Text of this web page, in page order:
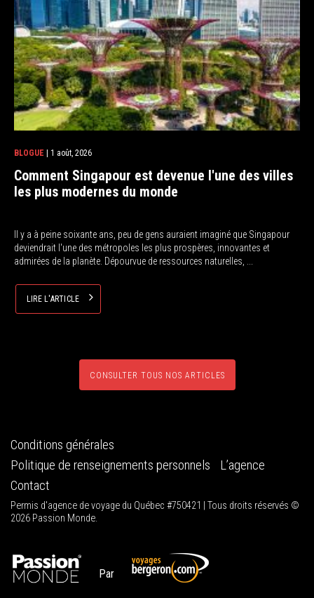
BLOGUE | 1 août, 2026
Comment Singapour est devenue l'une des villes
les plus modernes du monde
Il y a à peine soixante ans, peu de gens auraient imaginé que Singapour
deviendrait l'une des métropoles les plus prospères, innovantes et
admirées de la planète. Dépourvue de ressources naturelles, ...
LIRE L'ARTICLE
CONSULTER TOUS NOS ARTICLES
Conditions générales
Politique de renseignements personnels
L’agence
Contact
Permis d'agence de voyage du Québec #750421 | Tous droits réservés ©
2026 Passion Monde.
Par